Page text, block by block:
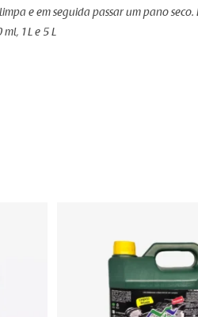
e em seguida passar um pano
ml, 1 L e 5 L